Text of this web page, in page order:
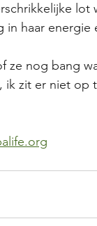
haar energie
ze nog bang
ik zit er niet